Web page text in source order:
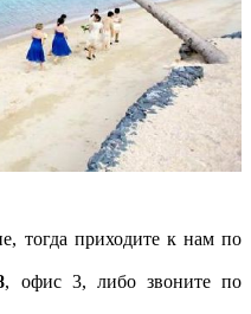
тогда приходите к нам по
, офис 3, либо звоните по